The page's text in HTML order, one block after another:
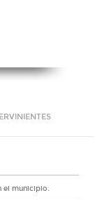
el municipio.